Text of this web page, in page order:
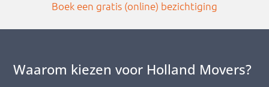
Boek een gratis (online) bezichtiging
Waarom kiezen voor Holland Movers?